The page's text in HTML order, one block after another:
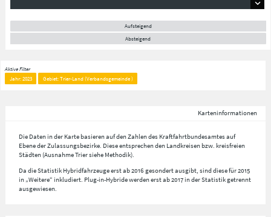
Aufsteigend
Absteigend
Aktive Filter
Jahr: 2023
Gebiet: Trier-Land (Verbandsgemeinde )
Karteninformationen
Die Daten in der Karte basieren auf den Zahlen des Kraftfahrtbundesamtes auf
Ebene der Zulassungsbezirke. Diese entsprechen den Landkreisen bzw. kreisfreien
Städten (Ausnahme Trier siehe Methodik).
Da die Statistik Hybridfahrzeuge erst ab 2016 gesondert ausgibt, sind diese für 2015
in „Weitere“ inkludiert. Plug-in-Hybride werden erst ab 2017 in der Statistik getrennt
ausgewiesen.